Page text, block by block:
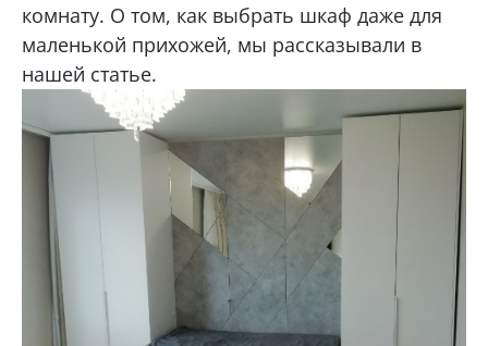
комнату. О том, как выбрать шкаф даже для
маленькой прихожей, мы рассказывали в
нашей статье.